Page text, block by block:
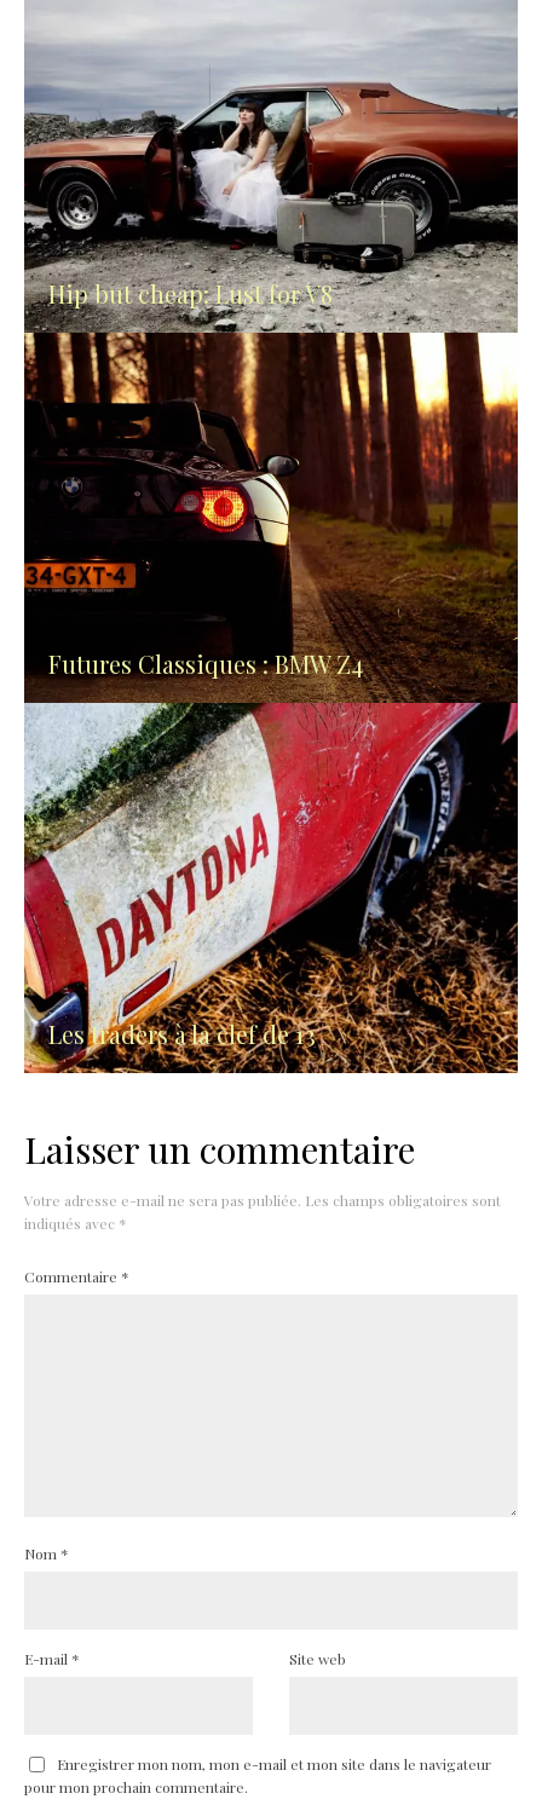
Hip but cheap: Lust for V8
Futures Classiques : BMW Z4
Les traders à la clef de 13
Laisser un commentaire
Votre adresse e-mail ne sera pas publiée. Les champs obligatoires sont
indiqués avec *
Commentaire *
Nom *
E-mail * Site web
Enregistrer mon nom, mon e-mail et mon site dans le navigateur
pour mon prochain commentaire.